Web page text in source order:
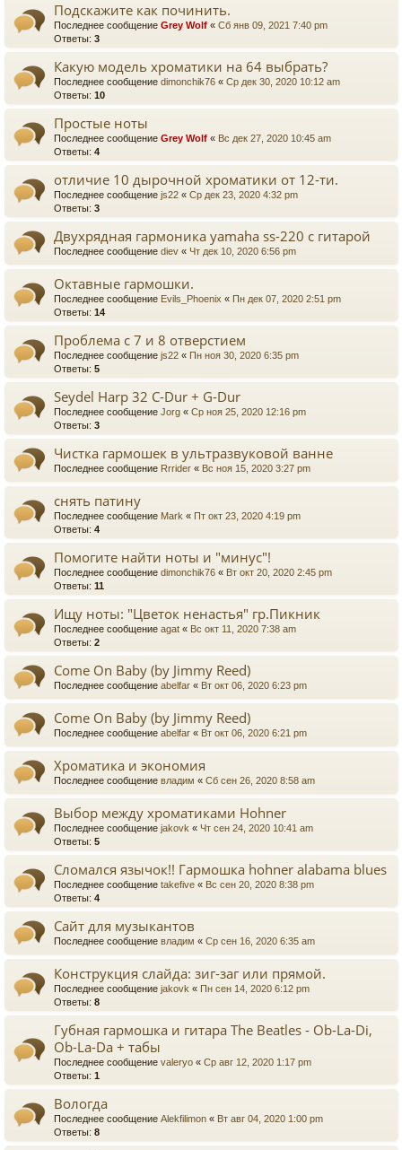
Подскажите как починить.
Последнее сообщение Grey Wolf « Сб янв 09, 2021 7:40 pm
Ответы: 3
Какую модель хроматики на 64 выбрать?
Последнее сообщение dimonchik76 « Ср дек 30, 2020 10:12 am
Ответы: 10
Простые ноты
Последнее сообщение Grey Wolf « Вс дек 27, 2020 10:45 am
Ответы: 4
отличие 10 дырочной хроматики от 12-ти.
Последнее сообщение js22 « Ср дек 23, 2020 4:32 pm
Ответы: 3
Двухрядная гармоника yamaha ss-220 с гитарой
Последнее сообщение diev « Чт дек 10, 2020 6:56 pm
Октавные гармошки.
Последнее сообщение Evils_Phoenix « Пн дек 07, 2020 2:51 pm
Ответы: 14
Проблема с 7 и 8 отверстием
Последнее сообщение js22 « Пн ноя 30, 2020 6:35 pm
Ответы: 5
Seydel Harp 32 C-Dur + G-Dur
Последнее сообщение Jorg « Ср ноя 25, 2020 12:16 pm
Ответы: 3
Чистка гармошек в ультразвуковой ванне
Последнее сообщение Rrrider « Вс ноя 15, 2020 3:27 pm
снять патину
Последнее сообщение Mark « Пт окт 23, 2020 4:19 pm
Ответы: 4
Помогите найти ноты и "минус"!
Последнее сообщение dimonchik76 « Вт окт 20, 2020 2:45 pm
Ответы: 11
Ищу ноты: "Цветок ненастья" гр.Пикник
Последнее сообщение agat « Вс окт 11, 2020 7:38 am
Ответы: 2
Come On Baby (by Jimmy Reed)
Последнее сообщение abelfar « Вт окт 06, 2020 6:23 pm
Come On Baby (by Jimmy Reed)
Последнее сообщение abelfar « Вт окт 06, 2020 6:21 pm
Хроматика и экономия
Последнее сообщение владим « Сб сен 26, 2020 8:58 am
Выбор между хроматиками Hohner
Последнее сообщение jakovk « Чт сен 24, 2020 10:41 am
Ответы: 5
Сломался язычок!! Гармошка hohner alabama blues
Последнее сообщение takefive « Вс сен 20, 2020 8:38 pm
Ответы: 4
Сайт для музыкантов
Последнее сообщение владим « Ср сен 16, 2020 6:35 am
Конструкция слайда: зиг-заг или прямой.
Последнее сообщение jakovk « Пн сен 14, 2020 6:12 pm
Ответы: 8
Губная гармошка и гитара The Beatles - Ob-La-Di,
Ob-La-Da + табы
Последнее сообщение valeryo « Ср авг 12, 2020 1:17 pm
Ответы: 1
Вологда
Последнее сообщение Alekfilimon « Вт авг 04, 2020 1:00 pm
Ответы: 8